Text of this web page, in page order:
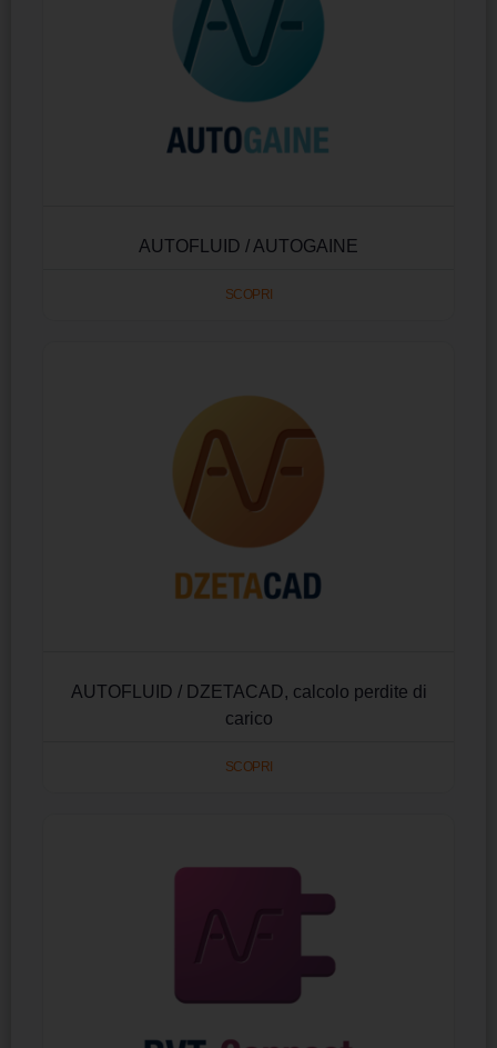
AUTOFLUID / AUTOGAINE
SCOPRI
AUTOFLUID / DZETACAD, calcolo perdite di
carico
SCOPRI